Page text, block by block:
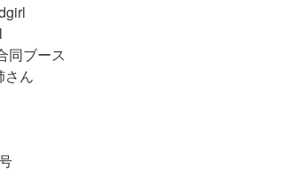
同ブース
さん